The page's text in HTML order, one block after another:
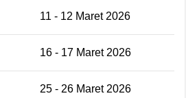
11 - 12 Maret 2026
16 - 17 Maret 2026
25 - 26 Maret 2026